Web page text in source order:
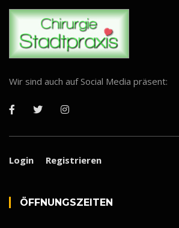
Wir sind auch auf Social Media präsent:
Login Registrieren
ÖFF­NUNGS­ZEI­TEN